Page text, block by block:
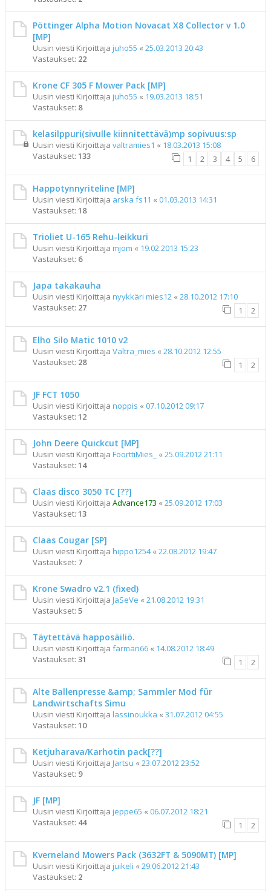
Pöttinger Alpha Motion Novacat X8 Collector v 1.0
[MP]
Uusin viesti Kirjoittaja juho55 « 25.03.2013 20:43
Vastaukset: 22
Krone CF 305 F Mower Pack [MP]
Uusin viesti Kirjoittaja juho55 « 19.03.2013 18:51
Vastaukset: 8
kelasilppuri(sivulle kiinnitettävä)mp sopivuus:sp
Uusin viesti Kirjoittaja valtramies1 « 18.03.2013 15:08
Vastaukset: 133 1 2 3 4 5 6
Happotynnyriteline [MP]
Uusin viesti Kirjoittaja arska fs11 « 01.03.2013 14:31
Vastaukset: 18
Trioliet U-165 Rehu-leikkuri
Uusin viesti Kirjoittaja mjom « 19.02.2013 15:23
Vastaukset: 6
Japa takakauha
Uusin viesti Kirjoittaja nyykkäri mies12 « 28.10.2012 17:10
Vastaukset: 27 1 2
Elho Silo Matic 1010 v2
Uusin viesti Kirjoittaja Valtra_mies « 28.10.2012 12:55
Vastaukset: 28 1 2
JF FCT 1050
Uusin viesti Kirjoittaja noppis « 07.10.2012 09:17
Vastaukset: 12
John Deere Quickcut [MP]
Uusin viesti Kirjoittaja FoorttiMies_ « 25.09.2012 21:11
Vastaukset: 14
Claas disco 3050 TC [??]
Uusin viesti Kirjoittaja Advance173 « 25.09.2012 17:03
Vastaukset: 13
Claas Cougar [SP]
Uusin viesti Kirjoittaja hippo1254« 22.08.2012 19:47
Vastaukset: 7
Krone Swadro v2.1 (fixed)
Uusin viesti Kirjoittaja JaSeVe « 21.08.2012 19:31
Vastaukset: 5
Täytettävä happosäiliö.
Uusin viesti Kirjoittaja farmari66 « 14.08.2012 18:49
Vastaukset: 31 1 2
Alte Ballenpresse &amp; Sammler Mod für
Landwirtschafts Simu
Uusin viesti Kirjoittaja lassinoukka « 31.07.2012 04:55
Vastaukset: 10
Ketjuharava/Karhotin pack[??]
Uusin viesti Kirjoittaja Jartsu « 23.07.2012 23:52
Vastaukset: 9
JF [MP]
Uusin viesti Kirjoittaja jeppe65 « 06.07.2012 18:21
Vastaukset: 44 1 2
Kverneland Mowers Pack (3632FT & 5090MT) [MP]
Uusin viesti Kirjoittaja juikeli « 29.06.2012 21:43
Vastaukset: 2